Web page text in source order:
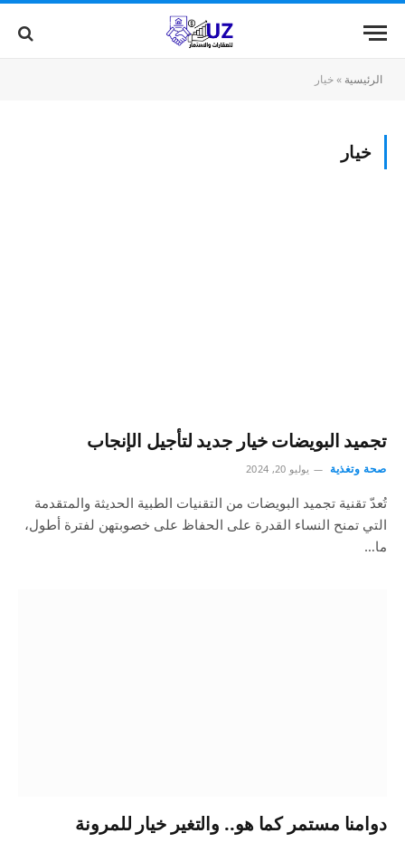
الرئيسية »خيار
خيار
تجميد البويضات خيار جديد لتأجيل الإنجاب
صحة وتغذية يوليو 20, 2024
تُعدّ تقنية تجميد البويضات من التقنيات الطبية الحديثة والمتقدمة
التي تمنح النساء القدرة على الحفاظ على خصوبتهن لفترة أطول،
ما…
دوامنا مستمر كما هو.. والتغير خيار للمرونة